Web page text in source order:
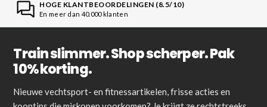
HOGE KLANTBEOORDELINGEN (8.5/10)
En meer dan 40.000 klanten
Train slimmer. Shop scherper. Pak
10% korting.
Nieuwe vechtsport- en fitnessartikelen, frisse acties en